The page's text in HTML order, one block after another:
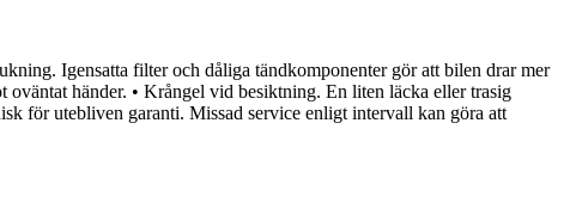
Igensatta filter och dåliga tändkomponenter gör att bilen drar mer
oväntat händer. • Krångel vid besiktning. En liten läcka eller trasig
för utebliven garanti. Missad service enligt intervall kan göra att